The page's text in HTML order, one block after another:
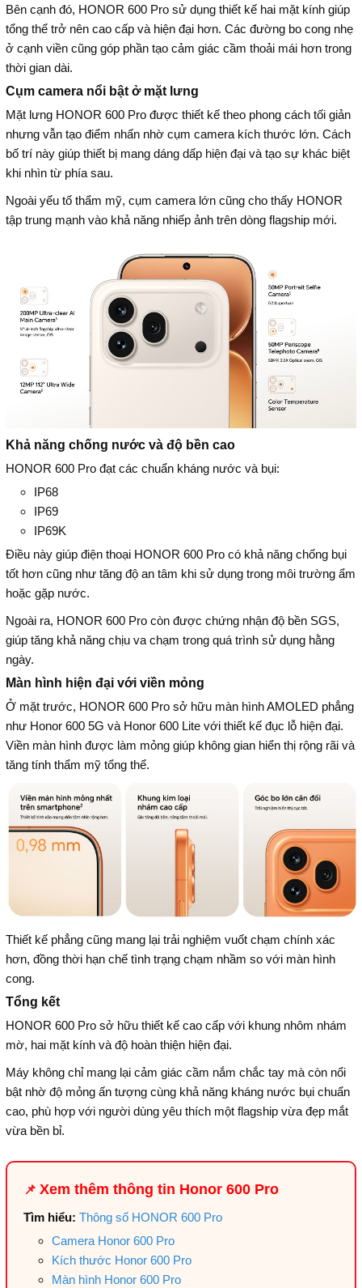
Bên cạnh đó, HONOR 600 Pro sử dụng thiết kế hai mặt kính giúp
tổng thể trở nên cao cấp và hiện đại hơn. Các đường bo cong nhẹ
ở cạnh viền cũng góp phần tạo cảm giác cầm thoải mái hơn trong
thời gian dài.
Cụm camera nổi bật ở mặt lưng
Mặt lưng HONOR 600 Pro được thiết kế theo phong cách tối giản
nhưng vẫn tạo điểm nhấn nhờ cụm camera kích thước lớn. Cách
bố trí này giúp thiết bị mang dáng dấp hiện đại và tạo sự khác biệt
khi nhìn từ phía sau.
Ngoài yếu tố thẩm mỹ, cụm camera lớn cũng cho thấy HONOR
tập trung mạnh vào khả năng nhiếp ảnh trên dòng flagship mới.
Khả năng chống nước và độ bền cao
HONOR 600 Pro đạt các chuẩn kháng nước và bụi:
IP68
IP69
IP69K
Điều này giúp điện thoại HONOR 600 Pro có khả năng chống bụi
tốt hơn cũng như tăng độ an tâm khi sử dụng trong môi trường ẩm
hoặc gặp nước.
Ngoài ra, HONOR 600 Pro còn được chứng nhận độ bền SGS,
giúp tăng khả năng chịu va chạm trong quá trình sử dụng hằng
ngày.
Màn hình hiện đại với viền mỏng
Ở mặt trước, HONOR 600 Pro sở hữu màn hình AMOLED phẳng
như Honor 600 5G và Honor 600 Lite với thiết kế đục lỗ hiện đại.
Viền màn hình được làm mỏng giúp không gian hiển thị rộng rãi và
tăng tính thẩm mỹ tổng thể.
Thiết kế phẳng cũng mang lại trải nghiệm vuốt chạm chính xác
hơn, đồng thời hạn chế tình trạng chạm nhầm so với màn hình
cong.
Tổng kết
HONOR 600 Pro sở hữu thiết kế cao cấp với khung nhôm nhám
mờ, hai mặt kính và độ hoàn thiện hiện đại.
Máy không chỉ mang lại cảm giác cầm nắm chắc tay mà còn nổi
bật nhờ độ mỏng ấn tượng cùng khả năng kháng nước bụi chuẩn
cao, phù hợp với người dùng yêu thích một flagship vừa đẹp mắt
vừa bền bỉ.
📌 Xem thêm thông tin Honor 600 Pro
Tìm hiểu: Thông số HONOR 600 Pro
Camera Honor 600 Pro
Kích thước Honor 600 Pro
Màn hình Honor 600 Pro